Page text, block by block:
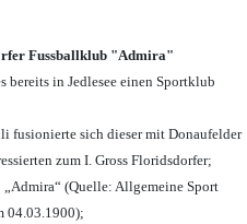
Fussballklub "Admira"
bereits in Jedlesee einen Sportklub
fusionierte sich dieser mit Donaufelder
zum I. Gross Floridsdorfer;
(Quelle: Allgemeine Sport
04.03.1900);